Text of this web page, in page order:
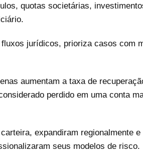
quotas societárias,
jurídicos, prioriza casos com
aumentam a taxa de
perdido em uma conta
expandiram regionalmente
seus modelos de risco.